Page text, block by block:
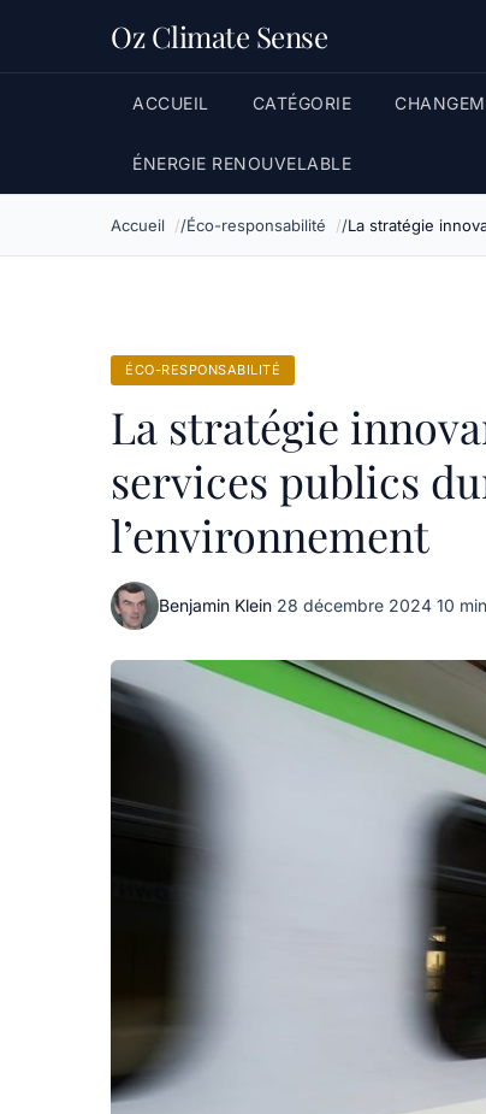
Oz Climate Sense
ACCUEIL CATÉGORIE
ÉNERGIE RENOUVELABLE
Accueil Éco-responsabilité La stratégie
ÉCO-RESPONSABILITÉ
La stratégie
services publics
l’environnement
Benjamin Klein·28 décembre 2024·10 min